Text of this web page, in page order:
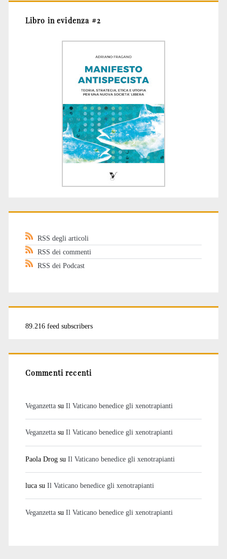
Libro in evidenza #2
RSS degli articoli
RSS dei commenti
RSS dei Podcast
89.216 feed subscribers
Commenti recenti
Veganzettasu Il Vaticano benedice gli xenotrapianti
Veganzettasu Il Vaticano benedice gli xenotrapianti
Paola Drogsu Il Vaticano benedice gli xenotrapianti
lucasu Il Vaticano benedice gli xenotrapianti
Veganzettasu Il Vaticano benedice gli xenotrapianti